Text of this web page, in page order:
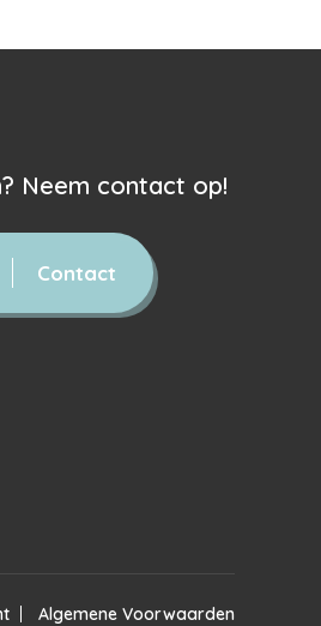
Neem contact op!
Contact
Algemene Voorwaarden